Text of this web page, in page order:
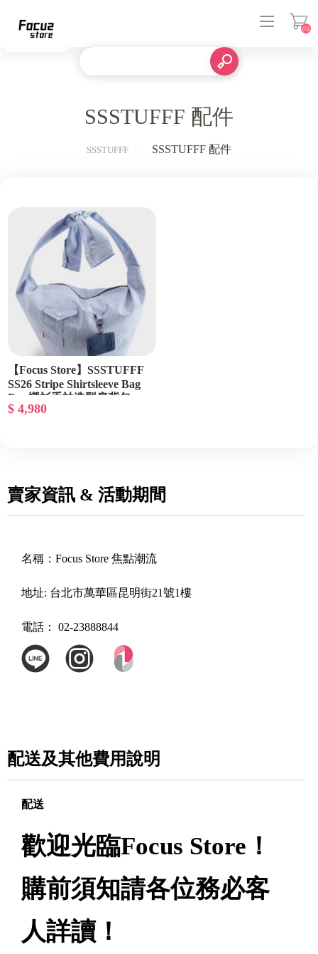
(0)
SSSTUFFF 配件
SSSTUFFF SSSTUFFF 配件
【Focus Store】SSSTUFFF
SS26 Stripe Shirtsleeve Bag
Pro 襯衫手袖造型肩背包
SSS-SS26-BAG05
$ 4,980
賣家資訊 & 活動期間
名稱： Focus Store 焦點潮流
地址: 台北市萬華區昆明街21號1樓
電話： 02-23888844
配送及其他費用說明
配送
歡迎光臨Focus Store！
購前須知請各位務必客
人詳讀！